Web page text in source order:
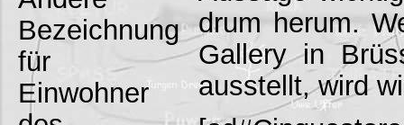
Bezeichnung
für
Einwohner
drum herum.
Gallery in
ausstellt, wird